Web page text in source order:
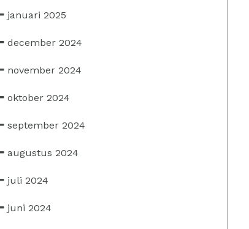
januari 2025
december 2024
november 2024
oktober 2024
september 2024
augustus 2024
juli 2024
juni 2024